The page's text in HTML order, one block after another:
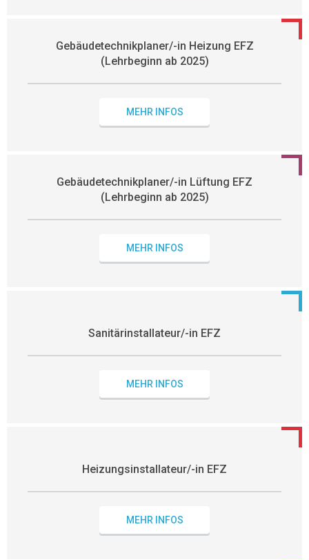
Gebäudetechnikplaner/-in Heizung EFZ
(Lehrbeginn ab 2025)
MEHR INFOS
Gebäudetechnikplaner/-in Lüftung EFZ
(Lehrbeginn ab 2025)
MEHR INFOS
Sanitärinstallateur/-in EFZ
MEHR INFOS
Heizungsinstallateur/-in EFZ
MEHR INFOS